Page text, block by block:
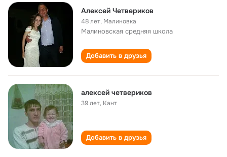
Алексей Четвериков
48 лет, Малиновка
Малиновская средняя школа
Добавить в друзья
алексей четвериков
39 лет, Кант
Добавить в друзья